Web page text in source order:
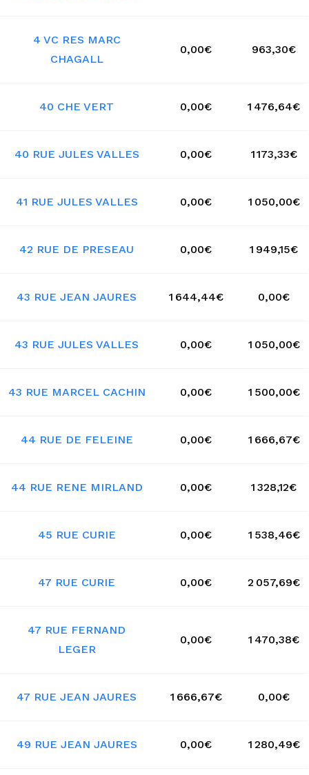
4 VC RES MARC
CHAGALL
0,00€ 963,30€
40 CHE VERT 0,00€ 1 476,64€
40 RUE JULES VALLES 0,00€ 1 173,33€
41 RUE JULES VALLES 0,00€ 1 050,00€
42 RUE DE PRESEAU 0,00€ 1 949,15€
43 RUE JEAN JAURES 1 644,44€ 0,00€
43 RUE JULES VALLES 0,00€ 1 050,00€
43 RUE MARCEL CACHIN 0,00€ 1 500,00€
44 RUE DE FELEINE 0,00€ 1 666,67€
44 RUE RENE MIRLAND 0,00€ 1 328,12€
45 RUE CURIE 0,00€ 1 538,46€
47 RUE CURIE 0,00€ 2 057,69€
47 RUE FERNAND
LEGER
0,00€ 1 470,38€
47 RUE JEAN JAURES 1 666,67€ 0,00€
49 RUE JEAN JAURES 0,00€ 1 280,49€